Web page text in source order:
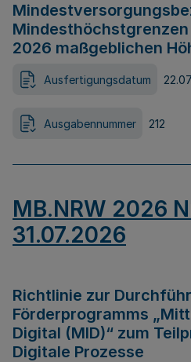
Mindesthöchstgrenzen
2026 maßgeblichen
Ausfertigungsdatum
Ausgabennummer 212
MB.NRW 2026
31.07.2026
Richtlinie zur
Förderprogramms
Digital (MID)“ zum
Digitale Prozesse